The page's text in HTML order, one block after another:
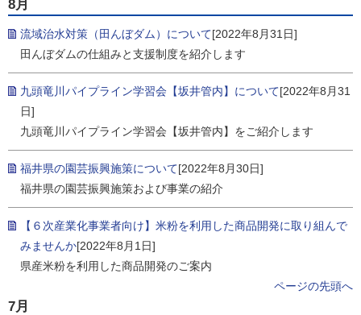
8月
流域治水対策（田んぼダム）について[2022年8月31日]
田んぼダムの仕組みと支援制度を紹介します
九頭竜川パイプライン学習会【坂井管内】について[2022年8月31
日]
九頭竜川パイプライン学習会【坂井管内】をご紹介します
福井県の園芸振興施策について[2022年8月30日]
福井県の園芸振興施策および事業の紹介
【６次産業化事業者向け】米粉を利用した商品開発に取り組んで
みませんか[2022年8月1日]
県産米粉を利用した商品開発のご案内
ページの先頭へ
7月